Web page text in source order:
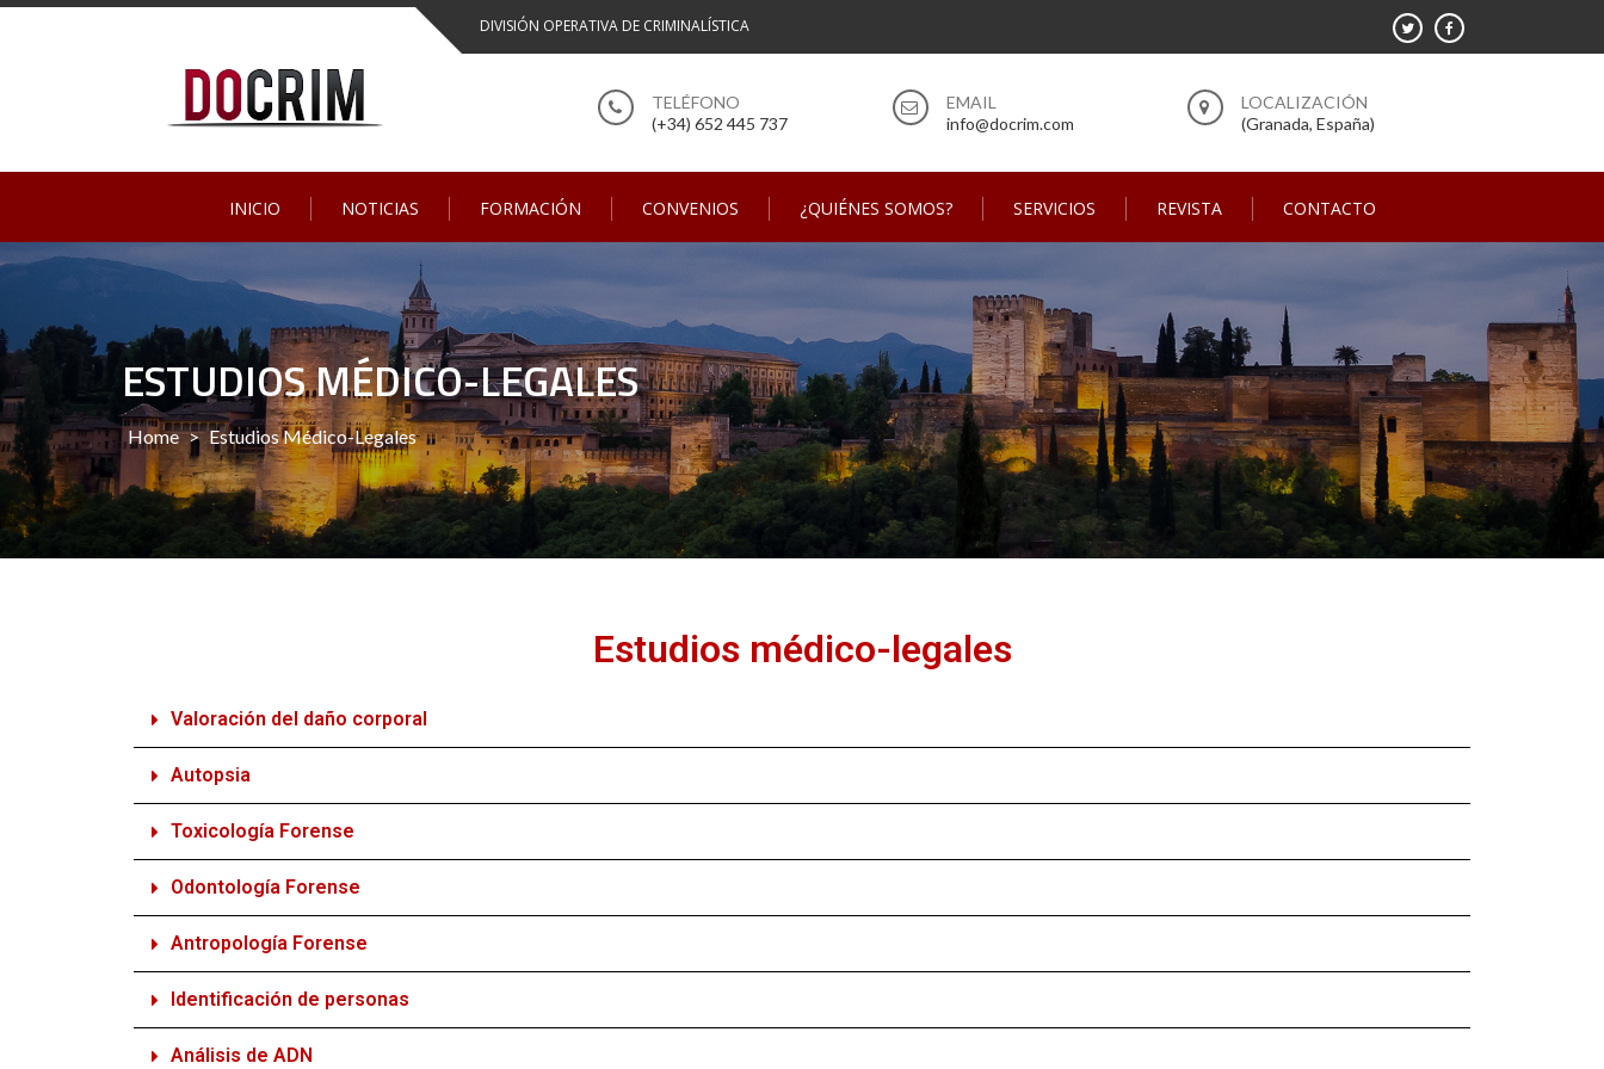
DIVISIÓN OPERATIVA DE CRIMINALÍSTICA
(+34) 652 445 737 info@docrim.com (Granada, España)
INICIO NOTICIAS FORMACIÓN CONVENIOS ¿QUIÉNES SOMOS? SERVICIOS REVISTA CONTACTO
ESTUDIOS MÉDICO-LEGALES
Home > Estudios Médico-Legales
Estudios médico-legales
Valoración del daño corporal
Autopsia
Toxicología Forense
Odontología Forense
Antropología Forense
Identificación de personas
Análisis de ADN